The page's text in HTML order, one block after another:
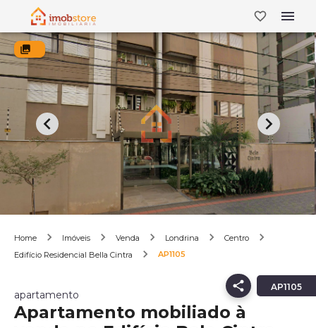
Home Imóveis Venda Londrina
Centro
Edifício Residencial Bella Cintra
AP1105
AP1105
apartamento
Apartamento mobiliado à